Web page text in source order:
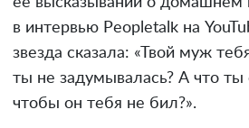
в интервью Peopletalk на
звезда сказала: «Твой муж
ты не задумывалась? А что ты
чтобы он тебя не бил?».